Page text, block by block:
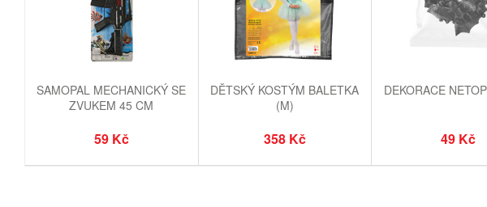
SAMOPAL MECHANICKÝ SE
ZVUKEM 45 CM
59 Kč
DĚTSKÝ KOSTÝM BALETKA
(M)
358 Kč
DEKORACE
49 Kč